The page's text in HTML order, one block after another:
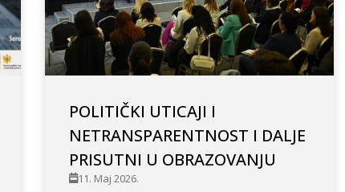
POLITIČKI UTICAJI I
NETRANSPARENTNOST I DALJE
PRISUTNI U OBRAZOVANJU
11. Maj 2026.